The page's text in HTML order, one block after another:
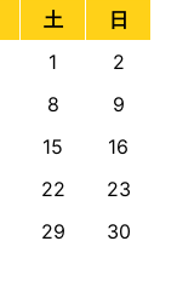
土 日
1
2
8
9
15
16
22
23
29
30